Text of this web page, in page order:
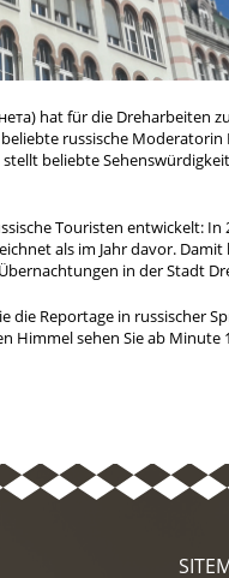
hat für die Dreharbeiten
russische
beliebte
Touristen entwickelt: In
als im Jahr davor. Damit
in der Stadt
die Reportage in russischer
Himmel sehen Sie ab Minute